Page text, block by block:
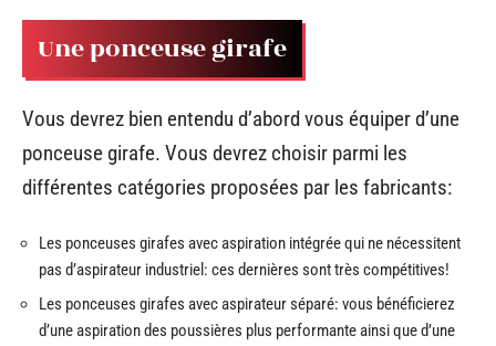
Une ponceuse girafe
Vous devrez bien entendu d’abord vous équiper d’une
ponceuse girafe. Vous devrez choisir parmi les
différentes catégories proposées par les fabricants:
Les ponceuses girafes avec aspiration intégrée qui ne nécessitent
pas d’aspirateur industriel: ces dernières sont très compétitives!
Les ponceuses girafes avec aspirateur séparé: vous bénéficierez
d’une aspiration des poussières plus performante ainsi que d’une